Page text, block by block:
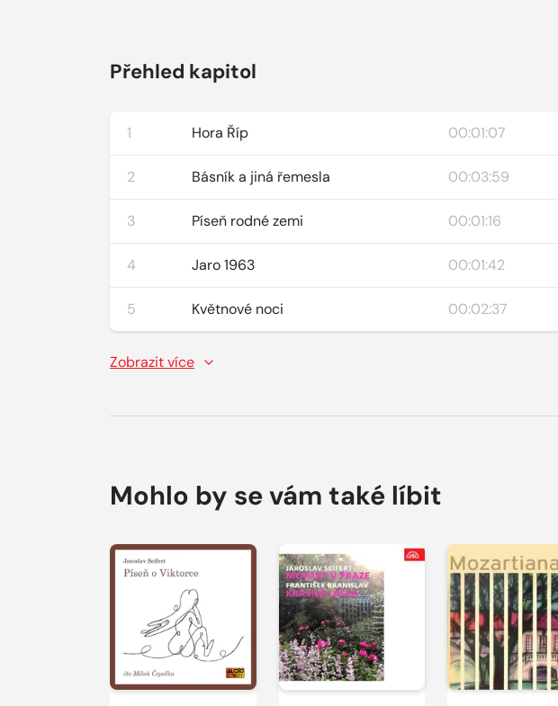
Přehled kapitol
1 Hora Říp 00:01:07
2 Básník a jiná řemesla 00:03:59
3 Píseň rodné zemi 00:01:16
4 Jaro 1963 00:01:42
5 Květnové noci 00:02:37
Zobrazit více
Mohlo by se vám také líbit
Přehrát Přehrát
ukázku
Přehrát
ukázku